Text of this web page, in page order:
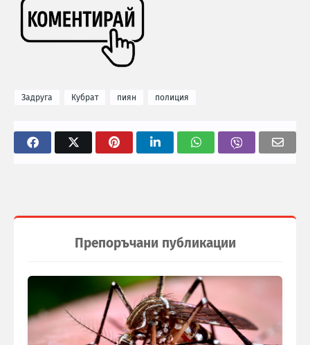
Задруга Кубрат пиян полиция
Препоръчани публикации